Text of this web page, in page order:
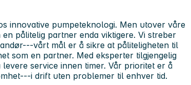
innovative pumpeteknologi. Men utover våre
pålitelig partner enda viktigere. Vi streber
vårt mål er å sikre at påliteligheten til
som en partner. Med eksperter tilgjengelig
service innen timer. Vår prioritet er å
i drift uten problemer til enhver tid.